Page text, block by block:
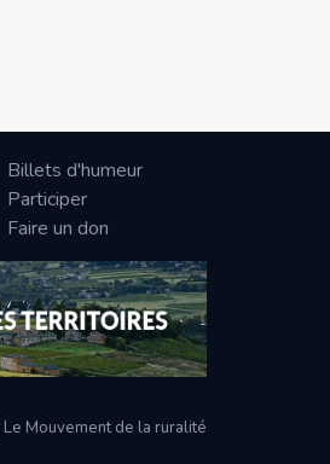
Billets d'humeur
Participer
Faire un don
Le Mouvement de la ruralité